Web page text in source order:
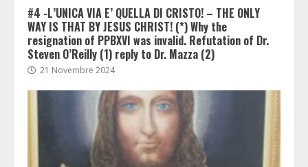
#4 -L’UNICA VIA E’ QUELLA DI CRISTO! – THE ONLY
WAY IS THAT BY JESUS CHRIST! (*) Why the
resignation of PPBXVI was invalid. Refutation of Dr.
Steven O’Reilly (1) reply to Dr. Mazza (2)
21 Novembre 2024